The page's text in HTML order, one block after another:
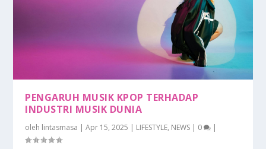
PENGARUH MUSIK KPOP TERHADAP
INDUSTRI MUSIK DUNIA
oleh lintasmasa |Apr 15, 2025 | LIFESTYLE, NEWS | 0 |